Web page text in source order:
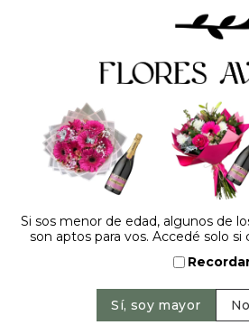
Dejá tu
Si sos menor de edad, algunos de
son aptos para vos. Accedé solo